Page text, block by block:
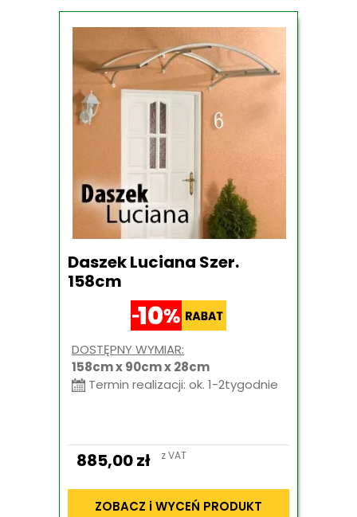
Daszek Luciana Szer.
158cm
DOSTĘPNY WYMIAR:
158cm x 90cm x 28cm
Termin realizacji: ok. 1-2tygodnie
885,00zł z VAT
ZOBACZ i WYCEŃ PRODUKT